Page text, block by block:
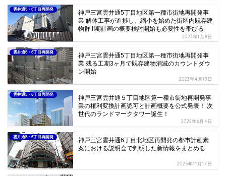
雲井通5・6丁目再開発
神戸三宮雲井通5丁目地区第一種市街地再開発事
業 解体工事が進捗し、縮小を始めた街区内既存建
物群 II期計画の概要検討開始も必要性を帯びる
2023年1月8日
雲井通5・6丁目再開発
神戸三宮雲井通5丁目地区第一種市街地再開発事
業 残る工期3ヶ月で既存建物消滅のカウントダウ
ン開始
2023年4月13日
雲井通5・6丁目再開発
神戸三宮雲井通５丁目地区第一種市街地再開発事
業の権利変換計画認可と計画概要を公式発表！ 次
世代のランドマークタワー誕生！
2022年6月4日
雲井通5・6丁目再開発
神戸三宮雲井通6丁目北地区再開発の都市計画素
案における説明会で判明した新情報をまとめる
2025年11月17日